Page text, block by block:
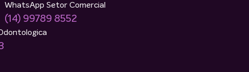
WhatsApp Setor Comercial
(14) 99789 8552